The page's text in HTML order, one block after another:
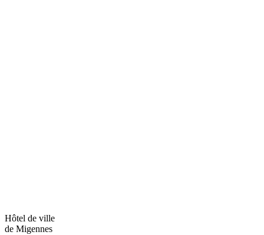
Hôtel de ville
de Migennes